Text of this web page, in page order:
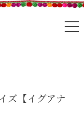
ズ【イグアナ